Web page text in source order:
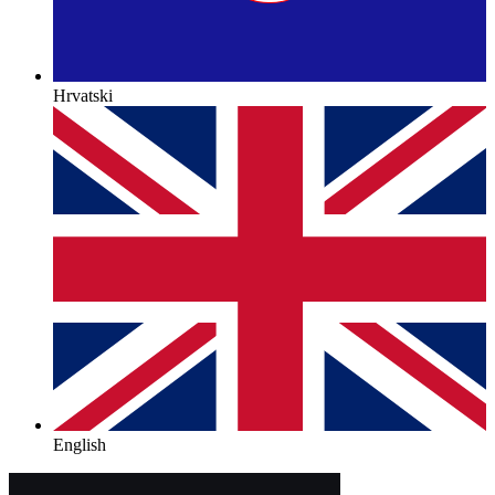
Hrvatski
English